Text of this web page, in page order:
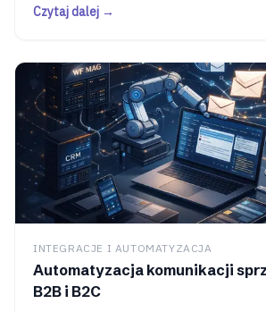
Czytaj dalej →
INTEGRACJE I AUTOMATYZACJA
Automatyzacja komunikacji
B2B i B2C